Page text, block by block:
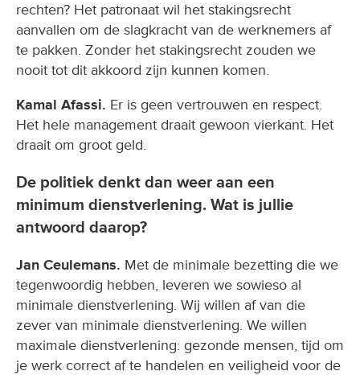
rechten? Het patronaat wil het stakingsrecht
aanvallen om de slagkracht van de werknemers af
te pakken. Zonder het stakingsrecht zouden we
nooit tot dit akkoord zijn kunnen komen.
Kamal Afassi. Er is geen vertrouwen en respect.
Het hele management draait gewoon vierkant. Het
draait om groot geld.
De politiek denkt dan weer aan een
minimum dienstverlening. Wat is jullie
antwoord daarop?
Jan Ceulemans. Met de minimale bezetting die we
tegenwoordig hebben, leveren we sowieso al
minimale dienstverlening. Wij willen af van die
zever van minimale dienstverlening. We willen
maximale dienstverlening: gezonde mensen, tijd om
je werk correct af te handelen en veiligheid voor de